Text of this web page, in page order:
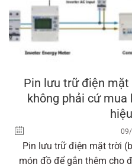
Pin lưu trữ điện
không phải cứ mua
Pin lưu trữ điện mặt trời
món đồ để gắn thêm cho